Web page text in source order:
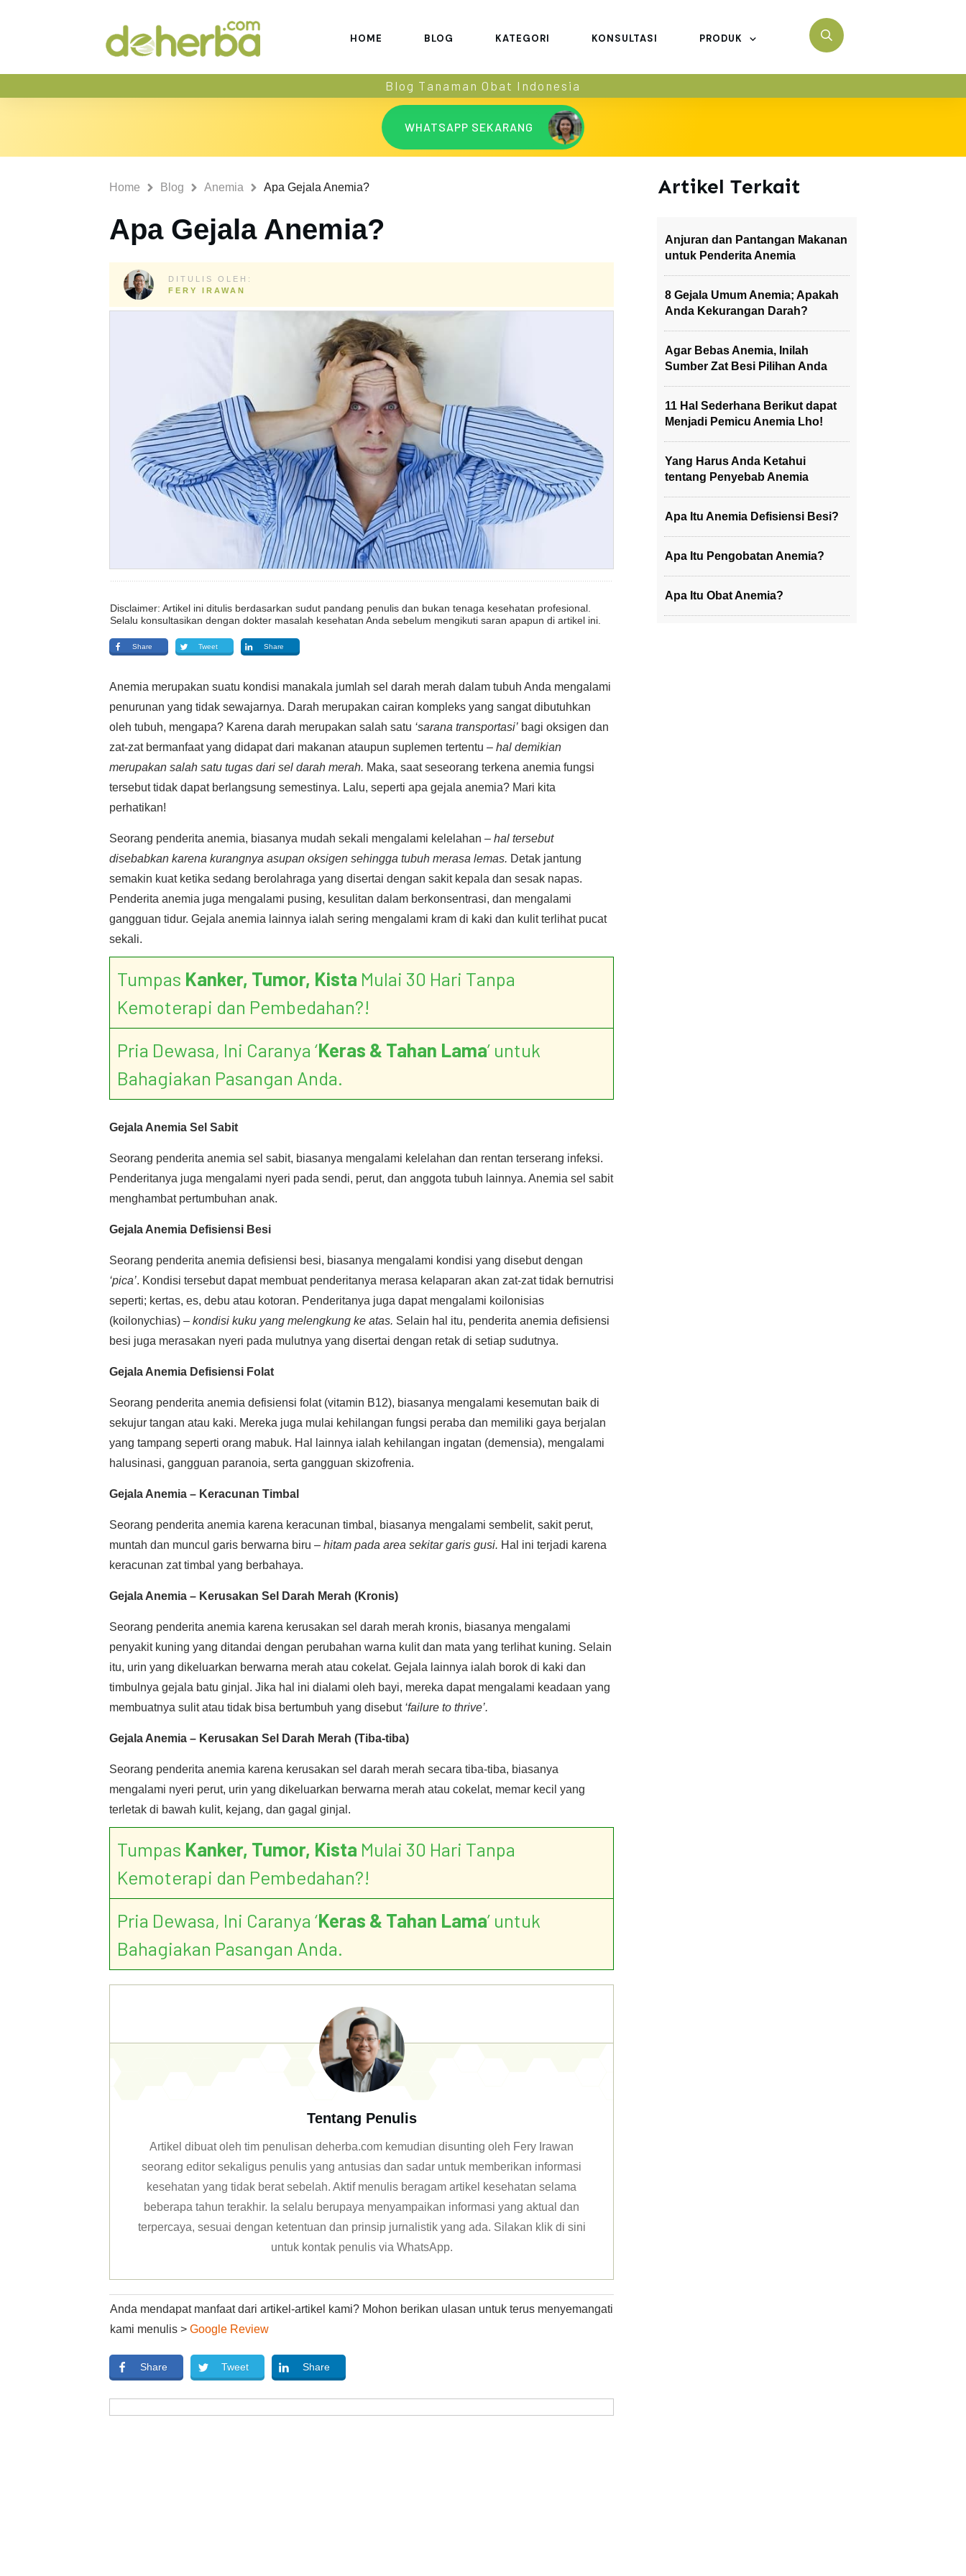
HOME BLOG KATEGORI KONSULTASI PRODUK
Blog Tanaman Obat Indonesia
WHATSAPP SEKARANG
Home Blog Anemia Apa Gejala Anemia?
Apa Gejala Anemia?
DITULIS OLEH:
FERY IRAWAN
Disclaimer: Artikel ini ditulis berdasarkan sudut pandang penulis dan bukan tenaga kesehatan profesional.
Selalu konsultasikan dengan dokter masalah kesehatan Anda sebelum mengikuti saran apapun di artikel ini.
Share Tweet Share
Anemia merupakan suatu kondisi manakala jumlah sel darah merah dalam tubuh Anda mengalami
penurunan yang tidak sewajarnya. Darah merupakan cairan kompleks yang sangat dibutuhkan
oleh tubuh, mengapa? Karena darah merupakan salah satu ‘sarana transportasi’ bagi oksigen dan
zat-zat bermanfaat yang didapat dari makanan ataupun suplemen tertentu – hal demikian
merupakan salah satu tugas dari sel darah merah. Maka, saat seseorang terkena anemia fungsi
tersebut tidak dapat berlangsung semestinya. Lalu, seperti apa gejala anemia? Mari kita
perhatikan!
Seorang penderita anemia, biasanya mudah sekali mengalami kelelahan – hal tersebut
disebabkan karena kurangnya asupan oksigen sehingga tubuh merasa lemas. Detak jantung
semakin kuat ketika sedang berolahraga yang disertai dengan sakit kepala dan sesak napas.
Penderita anemia juga mengalami pusing, kesulitan dalam berkonsentrasi, dan mengalami
gangguan tidur. Gejala anemia lainnya ialah sering mengalami kram di kaki dan kulit terlihat pucat
sekali.
Tumpas Kanker, Tumor, Kista Mulai 30 Hari Tanpa
Kemoterapi dan Pembedahan?!
Pria Dewasa, Ini Caranya ‘Keras & Tahan Lama’ untuk
Bahagiakan Pasangan Anda.
Gejala Anemia Sel Sabit
Seorang penderita anemia sel sabit, biasanya mengalami kelelahan dan rentan terserang infeksi.
Penderitanya juga mengalami nyeri pada sendi, perut, dan anggota tubuh lainnya. Anemia sel sabit
menghambat pertumbuhan anak.
Gejala Anemia Defisiensi Besi
Seorang penderita anemia defisiensi besi, biasanya mengalami kondisi yang disebut dengan
‘pica’. Kondisi tersebut dapat membuat penderitanya merasa kelaparan akan zat-zat tidak bernutrisi
seperti; kertas, es, debu atau kotoran. Penderitanya juga dapat mengalami koilonisias
(koilonychias) – kondisi kuku yang melengkung ke atas. Selain hal itu, penderita anemia defisiensi
besi juga merasakan nyeri pada mulutnya yang disertai dengan retak di setiap sudutnya.
Gejala Anemia Defisiensi Folat
Seorang penderita anemia defisiensi folat (vitamin B12), biasanya mengalami kesemutan baik di
sekujur tangan atau kaki. Mereka juga mulai kehilangan fungsi peraba dan memiliki gaya berjalan
yang tampang seperti orang mabuk. Hal lainnya ialah kehilangan ingatan (demensia), mengalami
halusinasi, gangguan paranoia, serta gangguan skizofrenia.
Gejala Anemia – Keracunan Timbal
Seorang penderita anemia karena keracunan timbal, biasanya mengalami sembelit, sakit perut,
muntah dan muncul garis berwarna biru – hitam pada area sekitar garis gusi. Hal ini terjadi karena
keracunan zat timbal yang berbahaya.
Gejala Anemia – Kerusakan Sel Darah Merah (Kronis)
Seorang penderita anemia karena kerusakan sel darah merah kronis, biasanya mengalami
penyakit kuning yang ditandai dengan perubahan warna kulit dan mata yang terlihat kuning. Selain
itu, urin yang dikeluarkan berwarna merah atau cokelat. Gejala lainnya ialah borok di kaki dan
timbulnya gejala batu ginjal. Jika hal ini dialami oleh bayi, mereka dapat mengalami keadaan yang
membuatnya sulit atau tidak bisa bertumbuh yang disebut ‘failure to thrive’.
Gejala Anemia – Kerusakan Sel Darah Merah (Tiba-tiba)
Seorang penderita anemia karena kerusakan sel darah merah secara tiba-tiba, biasanya
mengalami nyeri perut, urin yang dikeluarkan berwarna merah atau cokelat, memar kecil yang
terletak di bawah kulit, kejang, dan gagal ginjal.
Tumpas Kanker, Tumor, Kista Mulai 30 Hari Tanpa
Kemoterapi dan Pembedahan?!
Pria Dewasa, Ini Caranya ‘Keras & Tahan Lama’ untuk
Bahagiakan Pasangan Anda.
Tentang Penulis
Artikel dibuat oleh tim penulisan deherba.com kemudian disunting oleh Fery Irawan
seorang editor sekaligus penulis yang antusias dan sadar untuk memberikan informasi
kesehatan yang tidak berat sebelah. Aktif menulis beragam artikel kesehatan selama
beberapa tahun terakhir. Ia selalu berupaya menyampaikan informasi yang aktual dan
terpercaya, sesuai dengan ketentuan dan prinsip jurnalistik yang ada. Silakan klik di sini
untuk kontak penulis via WhatsApp.
Anda mendapat manfaat dari artikel-artikel kami? Mohon berikan ulasan untuk terus menyemangati
kami menulis > Google Review
Share Tweet Share
Artikel Terkait
Anjuran dan Pantangan Makanan
untuk Penderita Anemia
8 Gejala Umum Anemia; Apakah
Anda Kekurangan Darah?
Agar Bebas Anemia, Inilah
Sumber Zat Besi Pilihan Anda
11 Hal Sederhana Berikut dapat
Menjadi Pemicu Anemia Lho!
Yang Harus Anda Ketahui
tentang Penyebab Anemia
Apa Itu Anemia Defisiensi Besi?
Apa Itu Pengobatan Anemia?
Apa Itu Obat Anemia?